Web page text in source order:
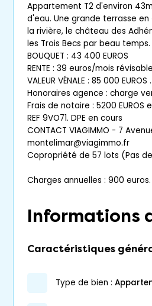
Appartement T2 d'environ
d'eau. Une grande terrasse
la rivière, le château des
les Trois Becs par beau
BOUQUET : 43 400 EUROS
RENTE : 39 euros/mois
VALEUR VÉNALE : 85 000 EUROS .
Honoraires agence : charge
Frais de notaire : 5200
REF 9VO71. DPE en cours
CONTACT VIAGIMMO - 7
montelimar@viagimmo.fr
Copropriété de 57 lots (Pas
Charges annuelles : 900 euros.
Informations
Caractéristiques
type de bien :